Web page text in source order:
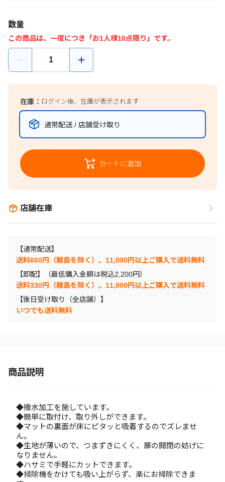
数量
この商品は、一度につき「お1人様10点限り」です。
在庫： ログイン後、在庫が表示されます
通常配送 / 店舗受け取り
カートに追加
店舗在庫
【通常配送】
送料660円（離島を除く）。11,000円以上ご購入で送料無料
【即配】（最低購入金額は税込2,200円）
送料330円（離島を除く）。11,000円以上ご購入で送料無料
【後日受け取り（全店舗）】
いつでも送料無料
商品説明
◆撥水加工を施しています。
◆簡単に取付け、取り外しができます。
◆マットの裏面が床にピタッと吸着するのでズレませ
ん。
◆生地が薄いので、つまずきにくく、扉の開閉の妨げに
なりません。
◆ハサミで手軽にカットできます。
◆掃除機をかけても吸い上がらず、楽にお掃除できま